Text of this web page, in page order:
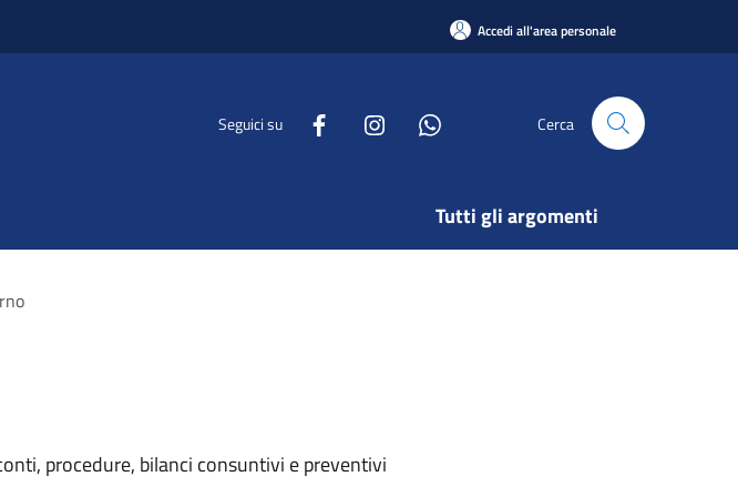
Accedi all'area personale
Seguici su Cerca
Tutti gli argomenti
procedure, bilanci consuntivi e preventivi